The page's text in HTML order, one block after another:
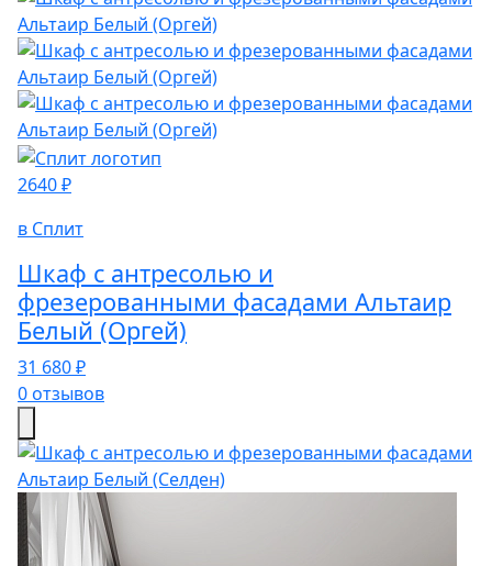
2640 ₽
в Сплит
Шкаф с антресолью и
фрезерованными фасадами Альтаир
Белый (Оргей)
31 680 ₽
0 отзывов